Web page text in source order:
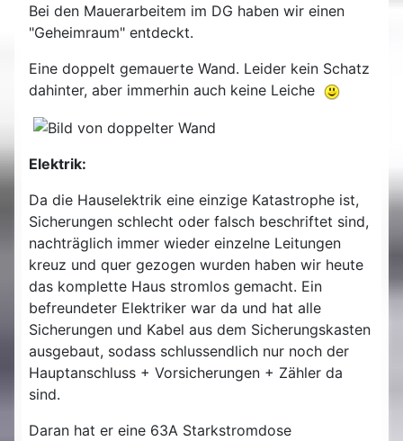
Bei den Mauerarbeitem im DG haben wir einen
"Geheimraum" entdeckt.
Eine doppelt gemauerte Wand. Leider kein Schatz
dahinter, aber immerhin auch keine Leiche
Elektrik:
Da die Hauselektrik eine einzige Katastrophe ist,
Sicherungen schlecht oder falsch beschriftet sind,
nachträglich immer wieder einzelne Leitungen
kreuz und quer gezogen wurden haben wir heute
das komplette Haus stromlos gemacht. Ein
befreundeter Elektriker war da und hat alle
Sicherungen und Kabel aus dem Sicherungskasten
ausgebaut, sodass schlussendlich nur noch der
Hauptanschluss + Vorsicherungen + Zähler da
sind.
Daran hat er eine 63A Starkstromdose